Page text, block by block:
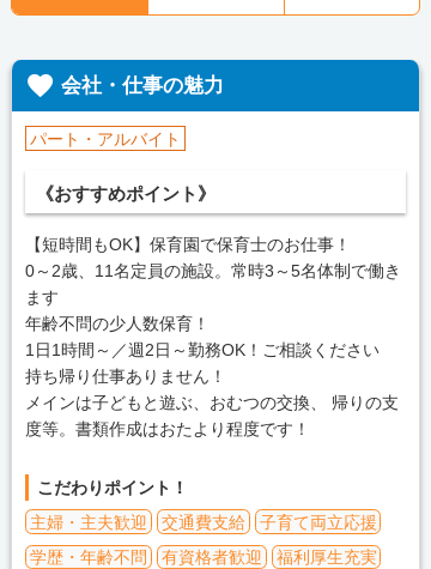
 会社・仕事の魅力
パート・アルバイト
《おすすめポイント》
【短時間もOK】保育園で保育士のお仕事！
0～2歳、11名定員の施設。常時3～5名体制で働き
ます
年齢不問の少人数保育！
1日1時間～／週2日～勤務OK！ご相談ください
持ち帰り仕事ありません！
メインは子どもと遊ぶ、おむつの交換、 帰りの支
度等。書類作成はおたより程度です！
こだわりポイント！
主婦・主夫歓迎
交通費支給
子育て両立応援
学歴・年齢不問
有資格者歓迎
福利厚生充実